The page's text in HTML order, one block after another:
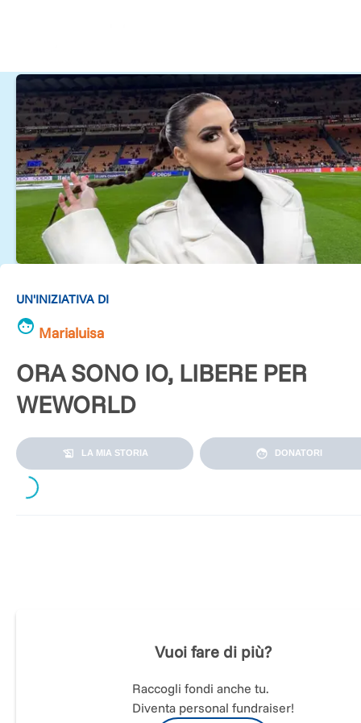
UN'INIZIATIVA DI
Marialuisa
ORA SONO IO, LIBERE PER
WEWORLD
LA MIA STORIA DONATORI
Loading...
Vuoi fare di più?
Raccogli fondi anche tu.
Diventa personal fundraiser!